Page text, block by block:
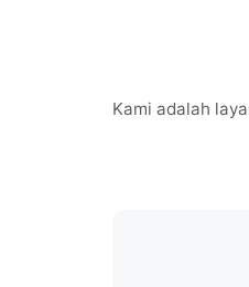
Kami adalah